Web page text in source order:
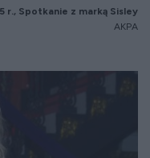
r., Spotkanie z marką Sisley
AKPA